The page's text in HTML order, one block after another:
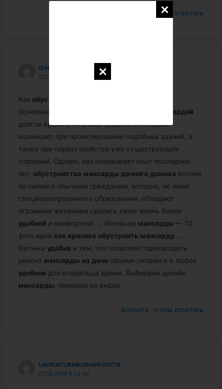
Войдите, чтобы ответить
IZABELLAZHAVARONKOVA2610
07.09.2018 В 02:49
Как обустроить
Основным недостатком
мансардой
долгое время считались трудности, которые
возникают при проектировании подобных зданий, а
также при переустройстве уже существующих
строений. Однако, как показывает опыт последних
лет, обустройство мансарды дачного домика вполне
по силам и обычным гражданам, которые, не имея
специализированного образования, обладают
огромным желанием сделать свою жизнь более
удобной и комфортной. … Интерьер мансарды — 70
фото идей как красиво обустроить мансарду
…
Вагонка удобна и тем, что позволяет производить
ремонт мансарды на даче своими силами и в любое
удобное для владельца время. Выбираем дизайн
мансарды , примеры на видео
Войдите, чтобы ответить
LAVRENTIJRABOSHAPKO9779
07.09.2018 В 02:54